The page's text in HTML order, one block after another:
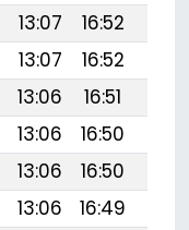
13:07 16:52
13:07 16:52
13:06 16:51
13:06 16:50
13:06 16:50
13:06 16:49